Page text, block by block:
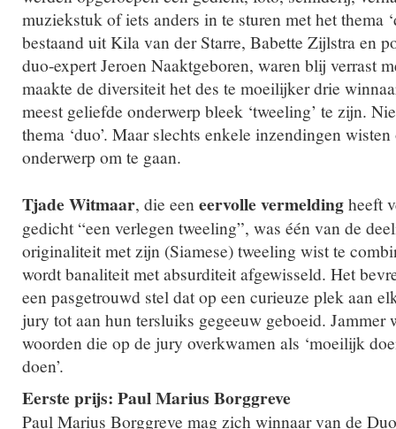
muziekstuk of iets anders in te sturen met het thema
bestaand uit Kila van der Starre, Babette Zijlstra en
duo-expert Jeroen Naaktgeboren, waren blij verrast
maakte de diversiteit het des te moeilijker drie
meest geliefde onderwerp bleek ‘tweeling’ te zijn.
thema ‘duo’. Maar slechts enkele inzendingen
onderwerp om te gaan.
Tjade Witmaar, die een eervolle vermeldingheeft
gedicht “een verlegen tweeling”, was één van de
originaliteit met zijn (Siamese) tweeling wist te
wordt banaliteit met absurditeit afgewisseld. Het
een pasgetrouwd stel dat op een curieuze plek aan
jury tot aan hun tersluiks gegeeuw geboeid. Jammer
woorden die op de jury overkwamen als ‘moeilijk
doen’.
Eerste prijs: Paul Marius Borggreve
Paul Marius Borggreve mag zich winnaar van de